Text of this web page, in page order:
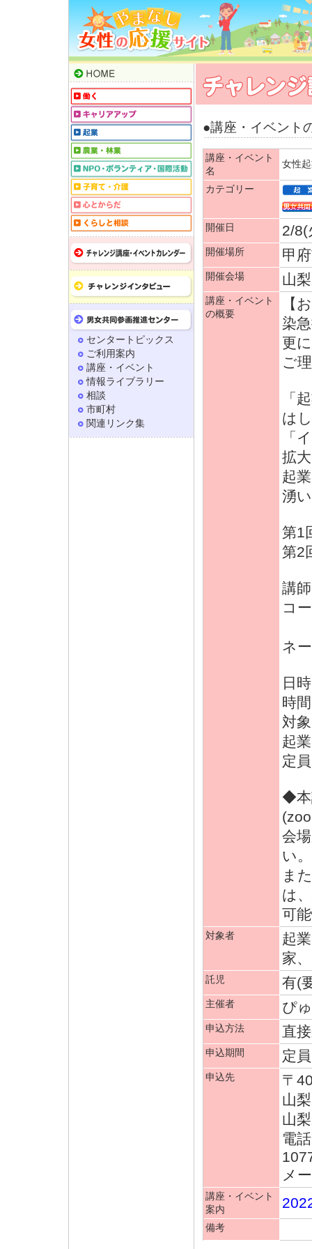
●講座・イベント
講座・イベント
名
女性
カテゴリー
開催日 2/8(
開催場所 甲
開催会場 山
講座・イベント
の概要
【
染
更
ご
「
は
「
拡
起
湧
第1
第2
講
コ
ネ
日
時
対
起
定
◆本
会
い。
ま
は
可
対象者
起
家
託児 有(
主催者 ぴ
申込方法 直
申込期間 定
申込先
〒
山
山
電
メ
講座・イベント
案内
備考
センタートピックス
ご利用案内
講座・イベント
情報ライブラリー
相談
市町村
関連リンク集